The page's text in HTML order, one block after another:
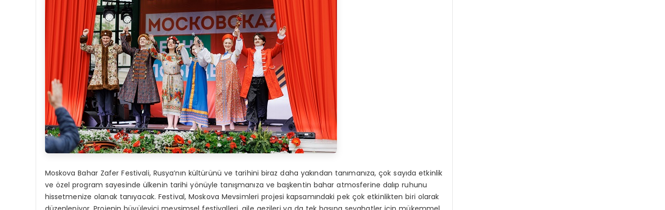
Moskova Bahar Zafer Festivali, Rusya’nın kültürünü ve tarihini biraz daha yakından tanımanıza, çok sayıda etkinlik
ve özel program sayesinde ülkenin tarihi yönüyle tanışmanıza ve başkentin bahar atmosferine dalıp ruhunu
hissetmenize olanak tanıyacak. Festival, Moskova Mevsimleri projesi kapsamındaki pek çok etkinlikten biri olarak